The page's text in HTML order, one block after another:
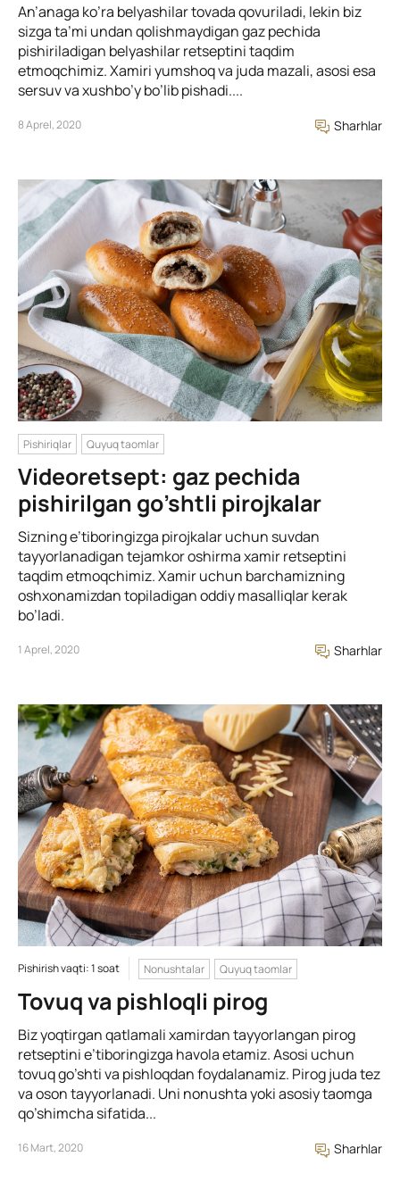
An’anaga ko’ra belyashilar tovada qovuriladi, lekin biz
sizga ta’mi undan qolishmaydigan gaz pechida
pishiriladigan belyashilar retseptini taqdim
etmoqchimiz. Xamiri yumshoq va juda mazali, asosi esa
sersuv va xushbo’y bo’lib pishadi....
8 Aprel, 2020 Sharhlar
Pishiriqlar Quyuq taomlar
Videoretsept: gaz pechida
pishirilgan go’shtli pirojkalar
Sizning e’tiboringizga pirojkalar uchun suvdan
tayyorlanadigan tejamkor oshirma xamir retseptini
taqdim etmoqchimiz. Xamir uchun barchamizning
oshxonamizdan topiladigan oddiy masalliqlar kerak
bo’ladi.
1 Aprel, 2020 Sharhlar
Pishirish vaqti: 1 soat Nonushtalar Quyuq taomlar
Tovuq va pishloqli pirog
Biz yoqtirgan qatlamali xamirdan tayyorlangan pirog
retseptini e’tiboringizga havola etamiz. Asosi uchun
tovuq go’shti va pishloqdan foydalanamiz. Pirog juda tez
va oson tayyorlanadi. Uni nonushta yoki asosiy taomga
qo’shimcha sifatida...
16 Mart, 2020 Sharhlar